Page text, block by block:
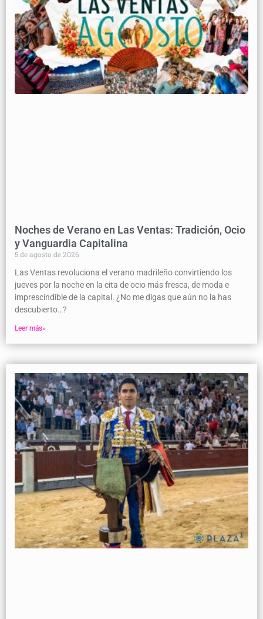
Noches de Verano en Las Ventas: Tradición, Ocio
y Vanguardia Capitalina
5 de agosto de 2026
Las Ventas revoluciona el verano madrileño convirtiendo los
jueves por la noche en la cita de ocio más fresca, de moda e
imprescindible de la capital. ¿No me digas que aún no la has
descubierto…?
Leer más»